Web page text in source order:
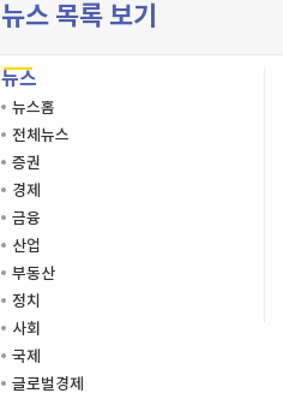
뉴스 목록 보기
뉴스
뉴스홈
전체뉴스
증권
경제
금융
산업
부동산
정치
사회
국제
글로벌경제